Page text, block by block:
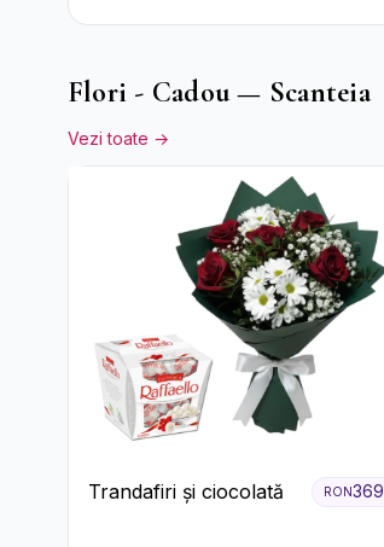
Flori - Cadou — Scanteia
Vezi toate →
Trandafiri și ciocolată RON369